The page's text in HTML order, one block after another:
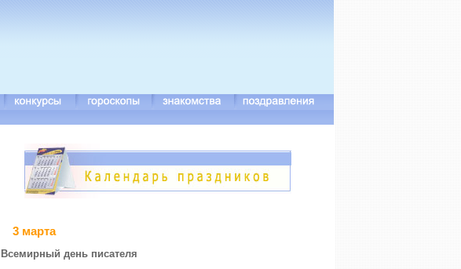
3 марта
Всемирный день писателя